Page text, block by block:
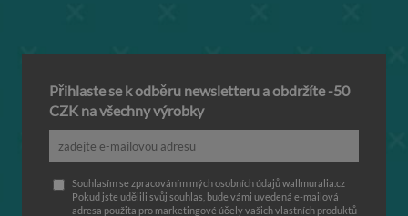
Přihlaste se k odběru newsletteru a obdržíte -50
CZK na všechny výrobky
Souhlasím se zpracováním mých osobních údajů wallmuralia.cz
Pokud jste udělili svůj souhlas, bude vámi uvedená e-mailová
adresa použita pro marketingové účely vašich vlastních produktů